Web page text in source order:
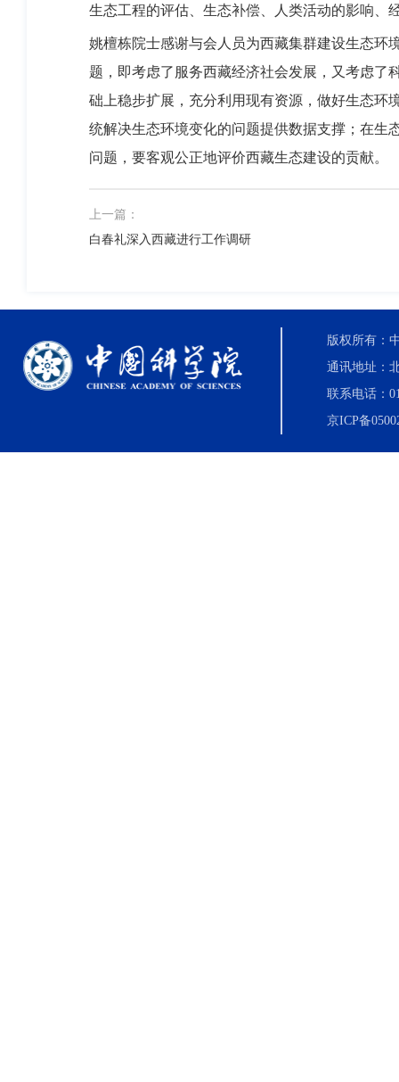
生态工程的评估、生态补偿、人类活动的影响、
姚檀栋院士感谢与会人员为西藏集群建设生态环
题，即考虑了服务西藏经济社会发展，又考虑了
础上稳步扩展，充分利用现有资源，做好生态环
统解决生态环境变化的问题提供数据支撑；在生
问题，要客观公正地评价西藏生态建设的贡献。
上一篇：
白春礼深入西藏进行工作调研
版权所有：
通讯地址：
联系电话：
京ICP备